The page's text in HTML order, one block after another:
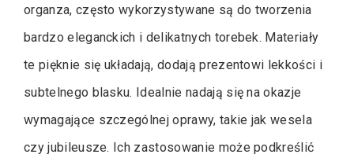
organza, często wykorzystywane są do tworzenia
bardzo eleganckich i delikatnych torebek. Materiały
te pięknie się układają, dodają prezentowi lekkości i
subtelnego blasku. Idealnie nadają się na okazje
wymagające szczególnej oprawy, takie jak wesela
czy jubileusze. Ich zastosowanie może podkreślić